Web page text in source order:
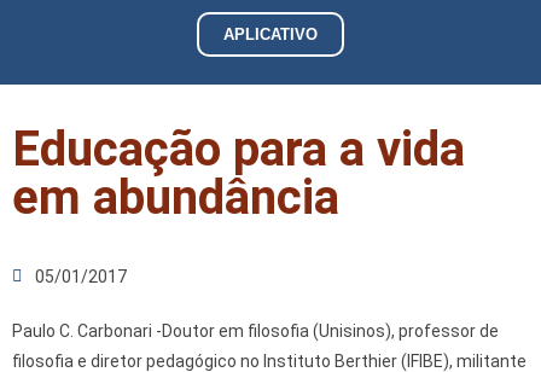
APLICATIVO
Educação para a vida
em abundância
05/01/2017
Paulo C. Carbonari -Doutor em filosofia (Unisinos), professor de
filosofia e diretor pedagógico no Instituto Berthier (IFIBE), militante